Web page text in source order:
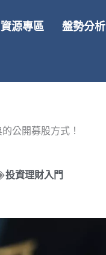
源專區 盤勢分析
公開募股方式！
投資理財入門